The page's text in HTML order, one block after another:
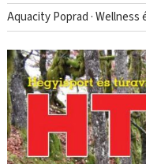
Aquacity Poprad · Wellness